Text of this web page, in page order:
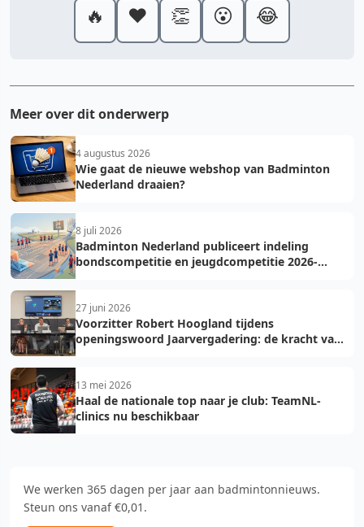
🔥 ❤️ 👏 😮 😂
Meer over dit onderwerp
4 augustus 2026
Wie gaat de nieuwe webshop van Badminton
Nederland draaien?
8 juli 2026
Badminton Nederland publiceert indeling
bondscompetitie en jeugdcompetitie 2026-
27 juni 2026
Voorzitter Robert Hoogland tijdens
openingswoord Jaarvergadering: de kracht van
13 mei 2026
Haal de nationale top naar je club: TeamNL-
clinics nu beschikbaar
We werken 365 dagen per jaar aan badmintonnieuws.
Steun ons vanaf €0,01.